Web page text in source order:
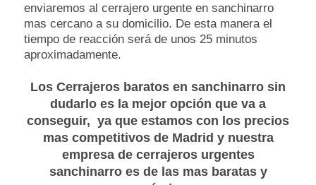
enviaremos al cerrajero urgente en sanchinarro
mas cercano a su domicilio. De esta manera el
tiempo de reacción será de unos 25 minutos
aproximadamente.
Los Cerrajeros baratos en sanchinarro sin
dudarlo es la mejor opción que va a
conseguir, ya que estamos con los precios
mas competitivos de Madrid y nuestra
empresa de cerrajeros urgentes
sanchinarroes de las mas baratas y